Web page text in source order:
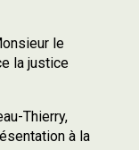
le
la justice
Thierry,
à la